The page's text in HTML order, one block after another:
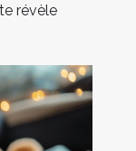
révèle